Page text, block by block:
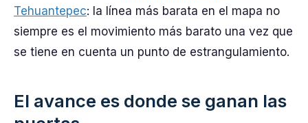
Tehuantepec: la línea más barata en el mapa no
siempre es el movimiento más barato una vez que
se tiene en cuenta un punto de estrangulamiento.
El avance es donde se ganan las